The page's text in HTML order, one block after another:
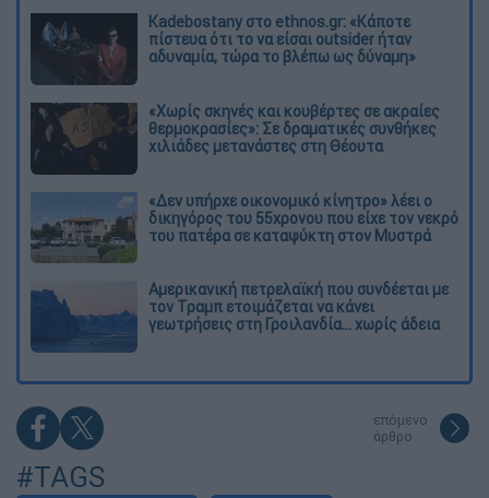
Kadebostany στο ethnos.gr: «Κάποτε
πίστευα ότι το να είσαι outsider ήταν
αδυναμία, τώρα το βλέπω ως δύναμη»
«Χωρίς σκηνές και κουβέρτες σε ακραίες
θερμοκρασίες»: Σε δραματικές συνθήκες
χιλιάδες μετανάστες στη Θέουτα
«Δεν υπήρχε οικονομικό κίνητρο» λέει ο
δικηγόρος του 55χρονου που είχε τον νεκρό
του πατέρα σε καταψύκτη στον Μυστρά
Αμερικανική πετρελαϊκή που συνδέεται με
τον Τραμπ ετοιμάζεται να κάνει
γεωτρήσεις στη Γροιλανδία... χωρίς άδεια
επόμενο
άρθρο
#TAGS